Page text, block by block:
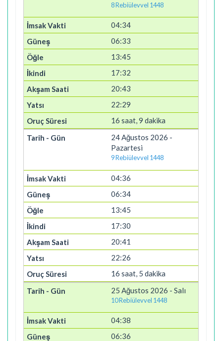
8 Rebiülevvel 1448
04:34
06:33
13:45
17:32
20:43
22:29
16 saat, 9 dakika
24 Ağustos 2026 -
Pazartesi
9 Rebiülevvel 1448
04:36
06:34
13:45
17:30
20:41
22:26
16 saat, 5 dakika
25 Ağustos 2026 - Salı
10 Rebiülevvel 1448
04:38
06:36